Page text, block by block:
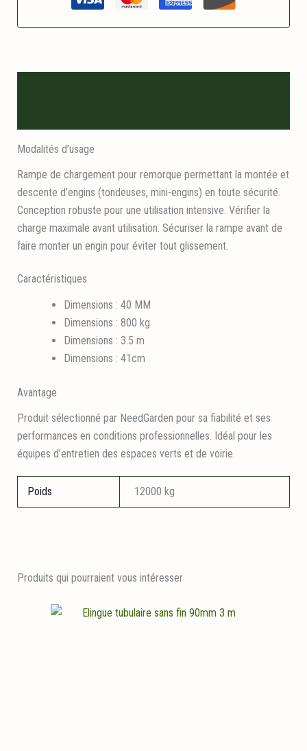
Modalités d’usage
Rampe de chargement pour remorque permettant la montée et
descente d’engins (tondeuses, mini-engins) en toute sécurité.
Conception robuste pour une utilisation intensive. Vérifier la
charge maximale avant utilisation. Sécuriser la rampe avant de
faire monter un engin pour éviter tout glissement.
Caractéristiques
Dimensions : 40 MM
Dimensions : 800 kg
Dimensions : 3.5 m
Dimensions : 41cm
Avantage
Produit sélectionné par NeedGarden pour sa fiabilité et ses
performances en conditions professionnelles. Idéal pour les
équipes d’entretien des espaces verts et de voirie.
Poids 12000 kg
Produits qui pourraient vous intéresser